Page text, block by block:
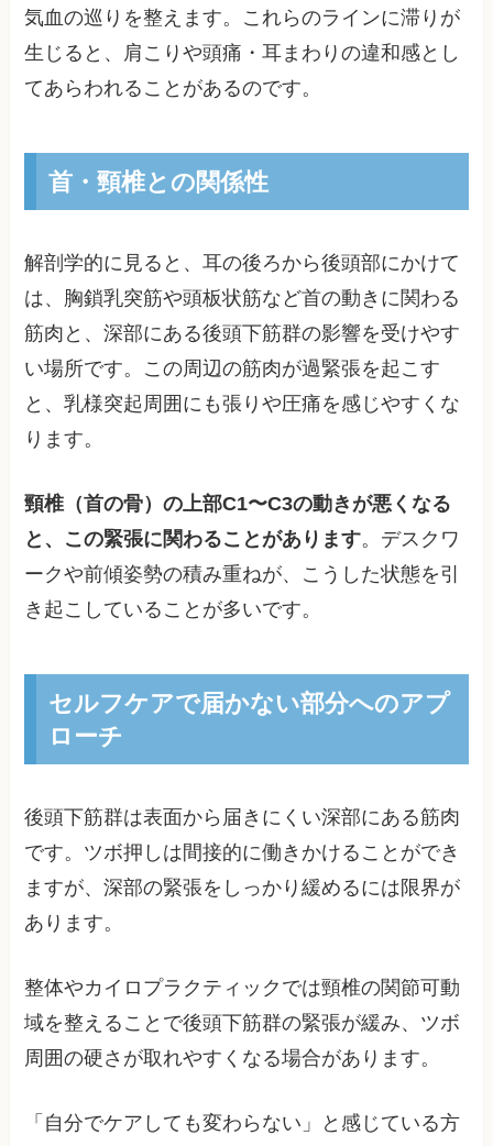
気血の巡りを整えます。これらのラインに滞りが
生じると、肩こりや頭痛・耳まわりの違和感とし
てあらわれることがあるのです。
首・頸椎との関係性
解剖学的に見ると、耳の後ろから後頭部にかけて
は、胸鎖乳突筋や頭板状筋など首の動きに関わる
筋肉と、深部にある後頭下筋群の影響を受けやす
い場所です。この周辺の筋肉が過緊張を起こす
と、乳様突起周囲にも張りや圧痛を感じやすくな
ります。
頸椎（首の骨）の上部C1〜C3の動きが悪くなる
と、この緊張に関わることがあります。デスクワ
ークや前傾姿勢の積み重ねが、こうした状態を引
き起こしていることが多いです。
セルフケアで届かない部分へのアプ
ローチ
後頭下筋群は表面から届きにくい深部にある筋肉
です。ツボ押しは間接的に働きかけることができ
ますが、深部の緊張をしっかり緩めるには限界が
あります。
整体やカイロプラクティックでは頸椎の関節可動
域を整えることで後頭下筋群の緊張が緩み、ツボ
周囲の硬さが取れやすくなる場合があります。
「自分でケアしても変わらない」と感じている方